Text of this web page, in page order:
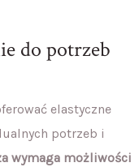
do potrzeb
elastyczne
potrzeb i
wymaga możliwości